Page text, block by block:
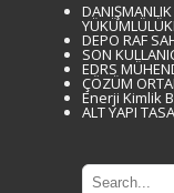
DEPO RAF
SON
EDRS
ÇÖZÜM
Enerji Kimlik
ALT YAPI